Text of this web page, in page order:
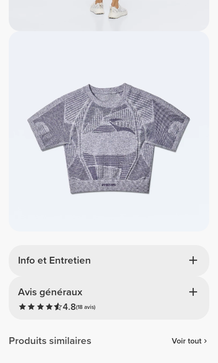
Info et Entretien
Avis généraux
4.8(18 avis)
Produits similaires Voir tout